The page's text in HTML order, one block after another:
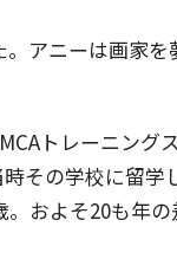
アニーは画家を
トレーニング
その学校に留学
およそ20も年の